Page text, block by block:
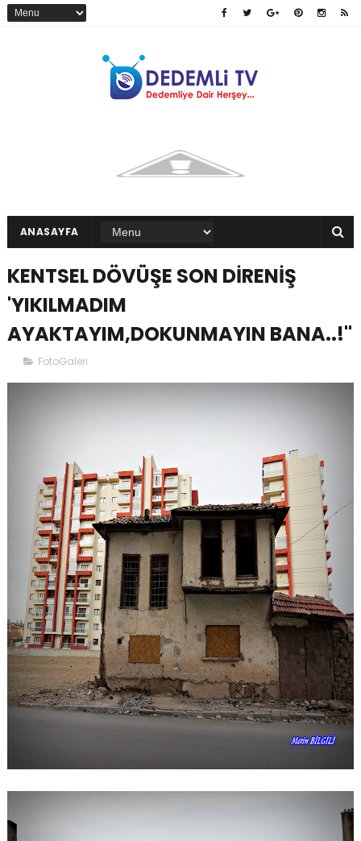
ANASAYFA
KENTSEL DÖVÜŞE SON DİRENİŞ
'YIKILMADIM
AYAKTAYIM,DOKUNMAYIN BANA..!''
FotoGaleri